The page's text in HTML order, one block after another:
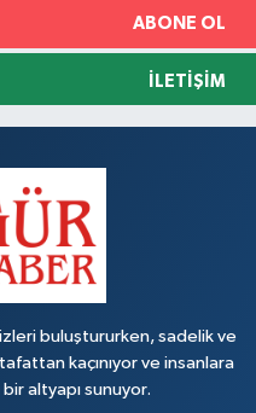
ABONE OL
İLETIŞIM
buluştururken, sadelik ve
kaçınıyor ve insanlara
altyapı sunuyor.